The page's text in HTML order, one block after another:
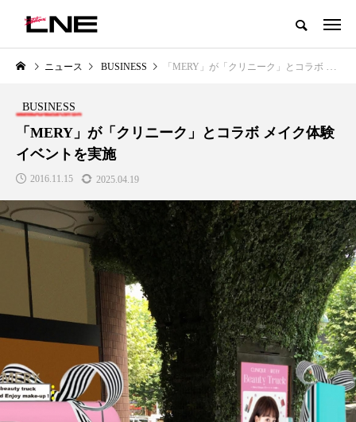
グローバルビューティ＆ヘルスケアビジネス誌
LIFESTYLE
SNSの「加工顔」と美容医療｜AI
がもたらす可能性とこれから
2026.07.13
BUSINESS
GWI調査から読み解く2030年の
都市型スパ――身近なウェルネ
の次世代モデル
2026.08.06
ニュース BUSINESS 「MERY」が「クリニーク」とコラボ メイク体験イベントを実施
BUSINESS
「MERY」が「クリニーク」とコラボ メイク体験
イベントを実施
2016.11.15 2025.04.19